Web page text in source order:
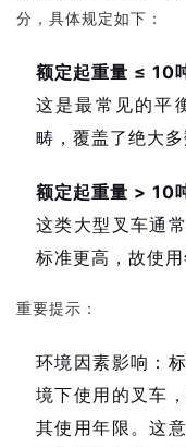
分，具体规定如下：
额定起重量 ≤ 10
这是最常见的平
畴，覆盖了绝大多
额定起重量 > 10
这类大型叉车通
标准更高，故使用
重要提示：
环境因素影响：
境下使用的叉车
其使用年限。这